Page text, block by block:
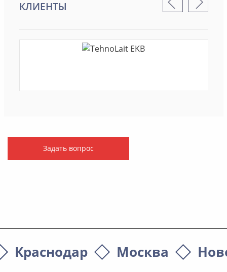
КЛИЕНТЫ
Задать вопрос
Краснодар Москва